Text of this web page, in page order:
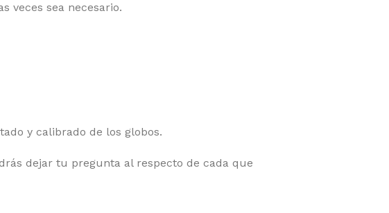
veces sea necesario.
y calibrado de los globos.
dejar tu pregunta al respecto de cada que